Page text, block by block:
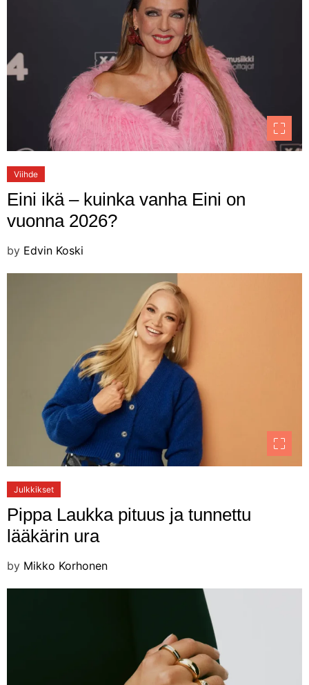
Viihde
Eini ikä – kuinka vanha Eini on
vuonna 2026?
by Edvin Koski
Julkkikset
Pippa Laukka pituus ja tunnettu
lääkärin ura
by Mikko Korhonen